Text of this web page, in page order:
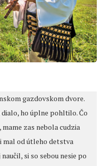
gazdovskom dvore.
ho úplne pohltilo. Čo
zas nebola cudzia
mal od útleho detstva
si so sebou nesie po